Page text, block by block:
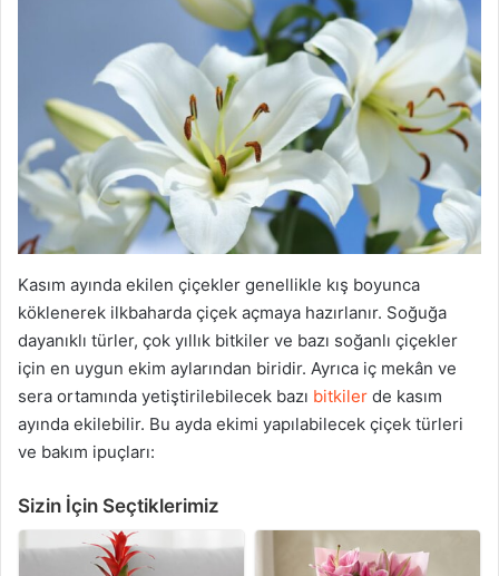
Kasım ayında ekilen çiçekler genellikle kış boyunca
köklenerek ilkbaharda çiçek açmaya hazırlanır. Soğuğa
dayanıklı türler, çok yıllık bitkiler ve bazı soğanlı çiçekler
için en uygun ekim aylarından biridir. Ayrıca iç mekân ve
sera ortamında yetiştirilebilecek bazı bitkiler de kasım
ayında ekilebilir. Bu ayda ekimi yapılabilecek çiçek türleri
ve bakım ipuçları:
Sizin İçin Seçtiklerimiz